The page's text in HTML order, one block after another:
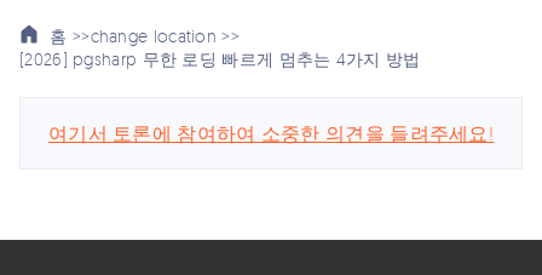
홈 >>change location >>
[2026] pgsharp 무한 로딩 빠르게 멈추는 4가지 방법
여기서 토론에 참여하여 소중한 의견을 들려주세요!